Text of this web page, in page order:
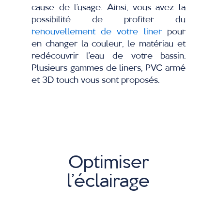
cause de l’usage. Ainsi, vous avez la
possibilité de profiter du
renouvellement de votre linerpour
en changer la couleur, le matériau et
redécouvrir l’eau de votre bassin.
Plusieurs gammes de liners, PVC armé
et 3D touch vous sont proposés.
Optimiser
l’éclairage